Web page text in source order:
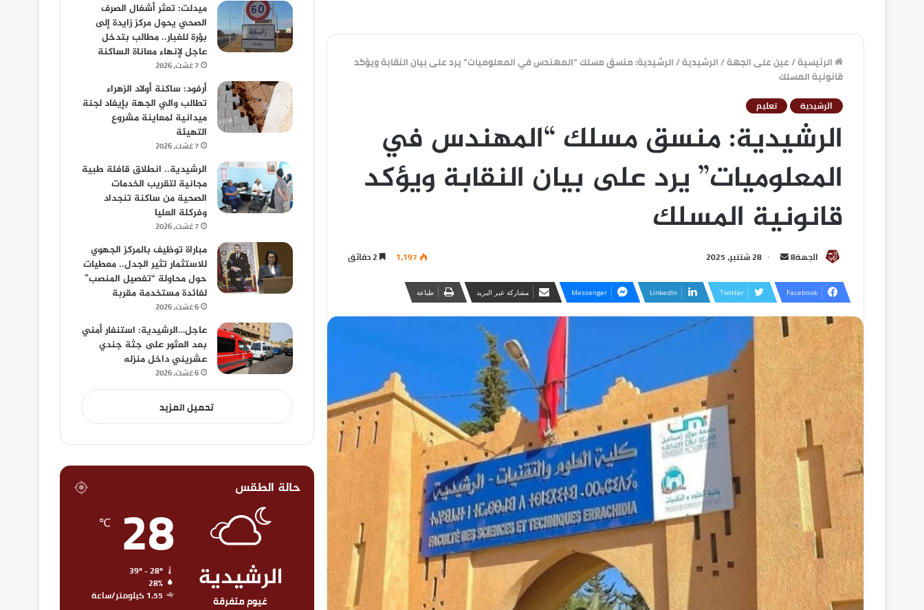
الرئيسية/عين على الجهة/الرشيدية/الرشيدية: منسق مسلك “المهندس في المعلوميات” يرد على بيان النقابة ويؤكد
قانونية المسلك
الرشيدية تعليم
الرشيدية: منسق مسلك “المهندس في
المعلوميات” يرد على بيان النقابة ويؤكد
قانونية المسلك
الجهة8 28 شتنبر، 2025 1,197
Facebook
Twitter
LinkedIn
Messenger مشاركة عبر البريد طباعة
ميدلت: تعثر أشغال الصرف
الصحي يحول مركز زايدة إلى
بؤرة للغبار.. مطالب بتدخل
عاجل لإنهاء معاناة الساكنة
7 غشت، 2026
أرفود: ساكنة أولاد الزهراء
تطالب والي الجهة بإيفاد لجنة
ميدانية لمعاينة مشروع
التهيئة
7 غشت، 2026
الرشيدية.. انطلاق قافلة طبية
مجانية لتقريب الخدمات
الصحية من ساكنة تنجداد
وفركلة العليا
7 غشت، 2026
مباراة توظيف بالمركز الجهوي
للاستثمار تثير الجدل.. معطيات
حول محاولة “تفصيل المنصب”
لفائدة مستخدمة مقربة
6 غشت، 2026
عاجل…الرشيدية: استنفار أمني
بعد العثور على جثة جندي
عشريني داخل منزله
6 غشت، 2026
تحميل المزيد
حالة الطقس
الرشيدية
غيوم متفرقة
28
℃
39º - 28º
28%
1.55 كيلومتر/ساعة